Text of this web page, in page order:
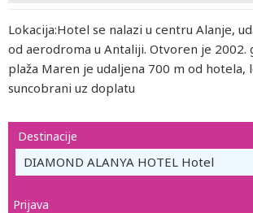
Lokacija:Hotel se nalazi u centru Alanje,
od aerodroma u Antaliji. Otvoren je 2002.
plaža Maren je udaljena 700 m od hotela,
suncobrani uz doplatu
Destinacije
DIAMOND ALANYA HOTEL Hotel
Prijava